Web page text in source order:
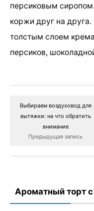
персиковым
коржи друг на
толстым слоем
персиков,
Выбираем воздуховод для
вытяжки: на что обратить
внимание
Предыдущая запись
Ароматный торт